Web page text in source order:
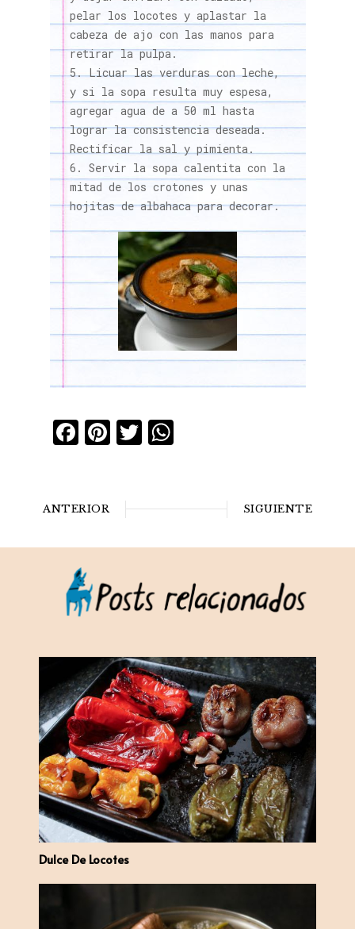
pelar los locotes y aplastar la
cabeza de ajo con las manos para
retirar la pulpa.
Licuar las verduras con leche,
y si la sopa resulta muy espesa,
agregar agua de a 50 ml hasta
lograr la consistencia deseada.
Rectificar la sal y pimienta.
Servir la sopa calentita con la
mitad de los crotones y unas
hojitas de albahaca para decorar.
Facebook
Pinterest
Twitter
WhatsApp
ANTERIOR SIGUIENTE
Dulce De Locotes